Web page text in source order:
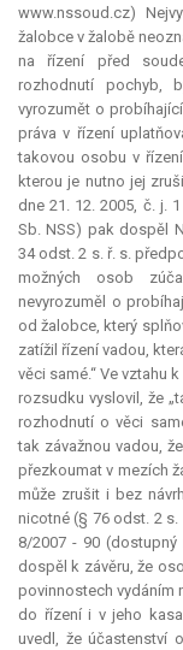
www.nssoud.cz)
žalobce v žalobě
na řízení před
rozhodnutí pochyb,
vyrozumět o
práva v řízení
takovou osobu v
kterou je nutno jej
dne 21. 12. 2005, č. j.
Sb. NSS) pak dospěl
34 odst. 2 s. ř. s.
možných osob
nevyrozuměl o
od žalobce, který
zatížil řízení vadou,
věci samé.“ Ve vztahu
rozsudku vyslovil, že
rozhodnutí o věci
tak závažnou vadou,
přezkoumat v mezích
může zrušit i bez
nicotné (§ 76 odst. 2 s.
8/2007 - 90
dospěl k závěru, že
povinnostech vydáním
do řízení i v jeho
uvedl, že účastenství